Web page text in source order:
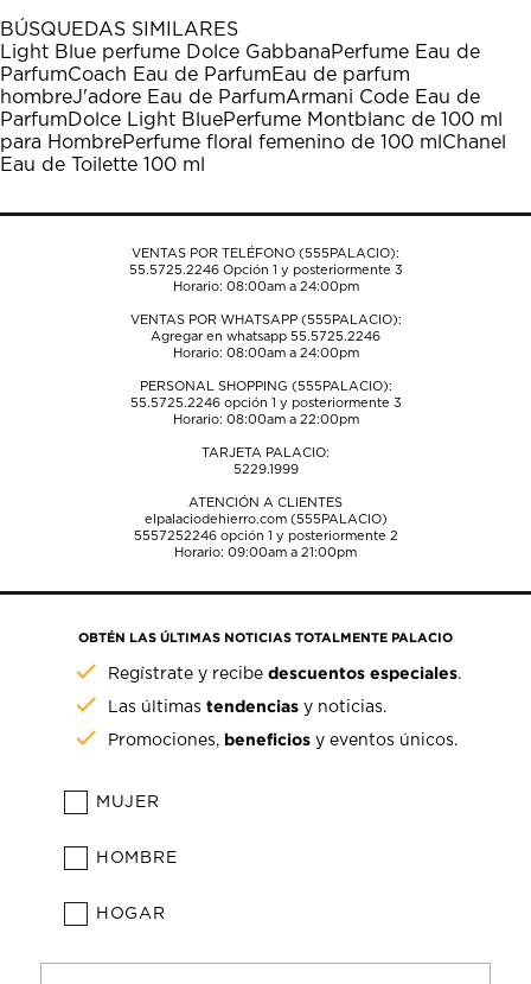
BÚSQUEDAS SIMILARES
Light Blue perfume Dolce GabbanaPerfume Eau de
ParfumCoach Eau de ParfumEau de parfum
hombreJ'adore Eau de ParfumArmani Code Eau de
ParfumDolce Light BluePerfume Montblanc de 100 ml
para HombrePerfume floral femenino de 100 ml Chanel
Eau de Toilette 100 ml
VENTAS POR TELÉFONO (555PALACIO):
55.5725.2246Opción 1 y posteriormente 3
Horario: 08:00am a 24:00pm
VENTAS POR WHATSAPP (555PALACIO):
Agregar en whatsapp 55.5725.2246
Horario: 08:00am a 24:00pm
PERSONAL SHOPPING (555PALACIO):
55.5725.2246opción 1 y posteriormente 3
Horario: 08:00am a 22:00pm
TARJETA PALACIO:
5229.1999
ATENCIÓN A CLIENTES
elpalaciodehierro.com (555PALACIO)
5557252246opción 1 y posteriormente 2
Horario: 09:00am a 21:00pm
OBTÉN LAS ÚLTIMAS NOTICIAS TOTALMENTE PALACIO
Regístrate y recibedescuentos especiales.
Las últimastendencias y noticias.
Promociones, beneficios y eventos únicos.
MUJER
HOMBRE
HOGAR